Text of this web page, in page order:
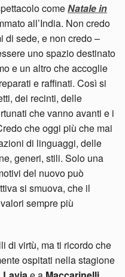
comeNatale in
all’India. Non credo
di sede, e non credo –
uno spazio destinato
e un altro che accoglie
e raffinati. Così si
dei recinti, delle
che vanno avanti e i
che oggi più che mai
di linguaggi, delle
generi, stili. Solo una
del nuovo può
si smuova, che il
sempre più
di virtù, ma ti ricordo che
ospitati nella stagione